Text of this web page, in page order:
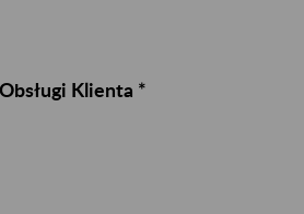
Klienta *